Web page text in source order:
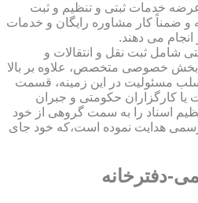
خدمات ثبتی و تنظیم و ثبت
و ضمناً کار مشاوره رایگان و خدمات
می دهند.
شامل ثبت نقل و انتقالات و
بخش خصوصی متخصص، علاوه بر بالا
مسئولیت در این زمینه، قسمت
کارگزاران حکومتی و جبران
اسناد را به سمت گروهی از خود
هدایت نموده است،که خود جای
دفترخانه